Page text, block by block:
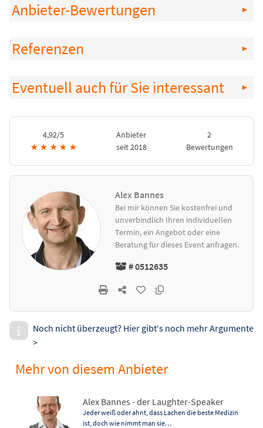
Anbieter-Bewertungen
Referenzen
Eventuell auch für Sie interessant
4,92/5
★ ★ ★ ★ ★
Anbieter
seit 2018
2
Bewertungen
Alex Bannes
Bei mir können Sie kostenfrei und
unverbindlich Ihren individuellen
Termin, ein Angebot oder eine
Beratung für dieses Event anfragen.
# 0512635
Noch nicht überzeugt? Hier gibt‘s noch mehr Argumente
>
Mehr von diesem Anbieter
Alex Bannes - der Laughter-Speaker
Jeder weiß oder ahnt, dass Lachen die beste Medizin
ist, doch wie nimmt man sie…